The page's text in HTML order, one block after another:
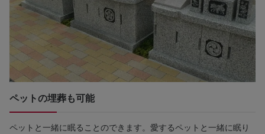
ペットの埋葬も可能
ペットと一緒に眠ることのできます。愛するペットと一緒に眠り